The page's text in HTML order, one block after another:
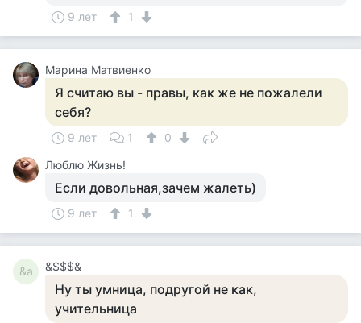
9 лет 1
Марина Матвиенко
Я считаю вы - правы, как же не пожалели
себя?
9 лет 1
0
Люблю Жизнь!
Если довольная,зачем жалеть)
9 лет 1
&a &$$$&
Ну ты умница, подругой не как,
учительница